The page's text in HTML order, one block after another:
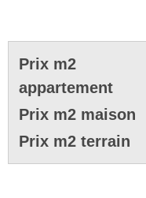
Prix m2
appartement
Prix m2 maison
Prix m2 terrain